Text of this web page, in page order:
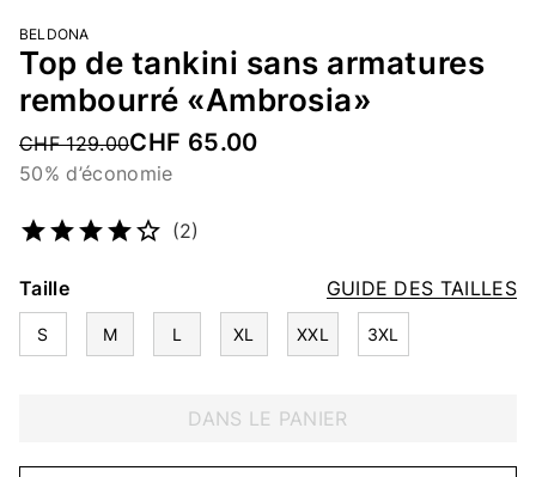
BELDONA
Top de tankini sans armatures
rembourré «Ambrosia»
Price reduced from
CHF 129.00CHF 65.00
50% d’économie
(2)
GUIDE DES TAILLES
Taille
S M L XL XXL 3XL
DANS LE PANIER